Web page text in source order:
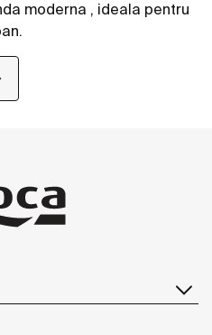
moderna , ideala pentru